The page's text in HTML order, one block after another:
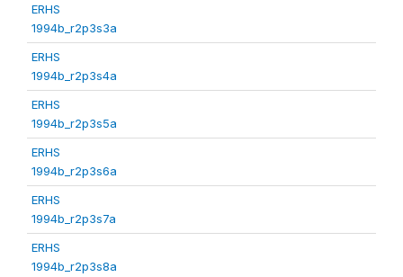
ERHS
1994b_r2p3s3a
ERHS
1994b_r2p3s4a
ERHS
1994b_r2p3s5a
ERHS
1994b_r2p3s6a
ERHS
1994b_r2p3s7a
ERHS
1994b_r2p3s8a